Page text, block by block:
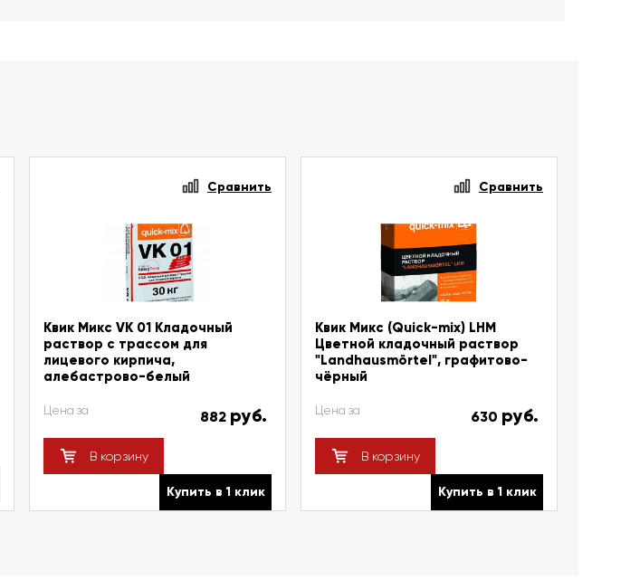
Сравнить
Квик Микс VK 01 Кладочный
раствор с трассом для
лицевого кирпича,
алебастрово-белый
Цена за 882 руб.
В корзину
Купить в 1 клик
Сравнить
Квик Микс (Quick-mix) LHM
Цветной кладочный раствор
"Landhausmörtel", графитово-
чёрный
Цена за 630 руб.
В корзину
Купить в 1 клик